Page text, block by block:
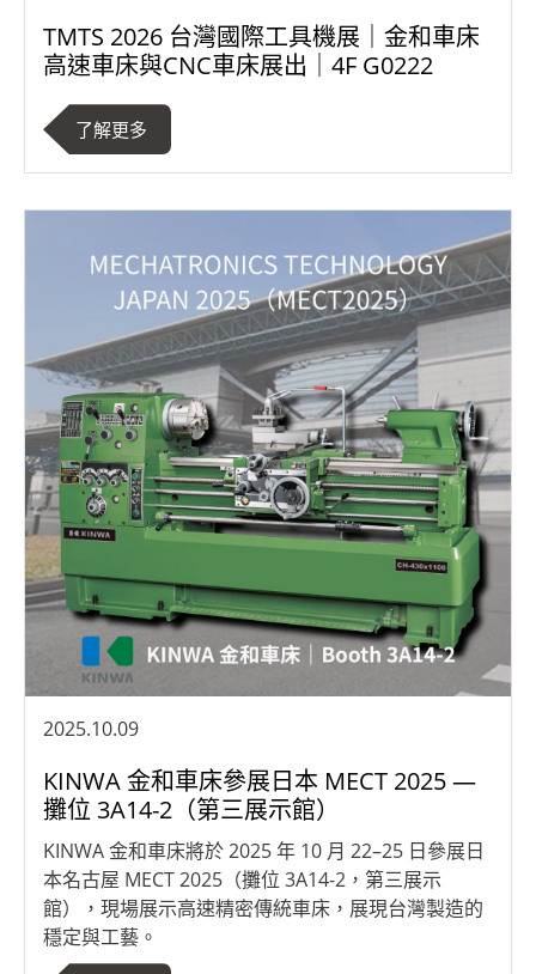
TMTS 2026 台灣國際工具機展｜金和車床
高速車床與CNC車床展出｜4F G0222
了解更多
2025.10.09
KINWA 金和車床參展日本 MECT 2025 —
攤位 3A14-2（第三展示館）
KINWA 金和車床將於 2025 年 10 月 22–25 日參展日
本名古屋 MECT 2025（攤位 3A14-2，第三展示
館），現場展示高速精密傳統車床，展現台灣製造的
穩定與工藝。
展覽與活動
繁體中文 English